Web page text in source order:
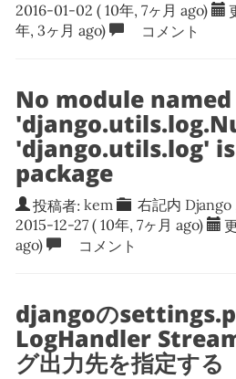
2016-01-02 ( 10年, 7ヶ月 ago)
年, 3ヶ月 ago)
コメント
No module named
'django.utils.log'
package
投稿者: kem 右記内 Django
2015-12-27 ( 10年, 7ヶ月 ago)
ago)
コメント
djangoの
LogHandler
グ出力先を指定する